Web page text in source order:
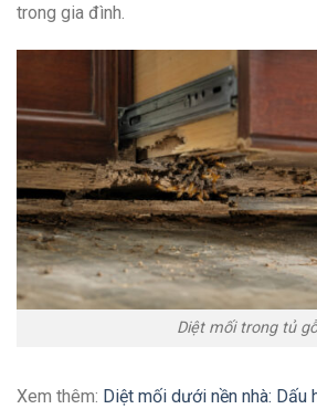
trong gia đình.
Diệt mối trong tủ gỗ
Xem thêm: Diệt mối dưới nền nhà: Dấu